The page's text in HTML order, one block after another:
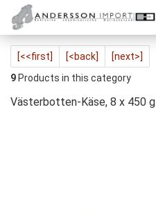
[<<first] [<back]
[next>]
9 Products in this category
Västerbotten-Käse, 8 x 450 g